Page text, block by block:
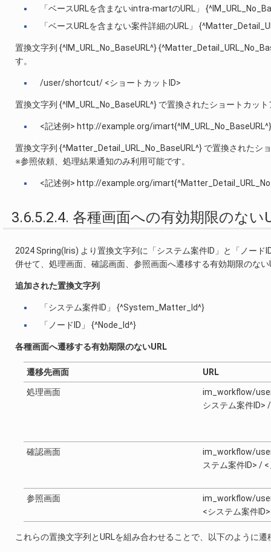
「ベースURLを含まないintra-martのURL」
「ベースURLを含まない案件詳細のURL」
置換文字列 {^IM_URL_No_BaseURL^}
す。
/user/shortcut/ <ショートカットID>
置換文字列 {^IM_URL_No_BaseURL^} で置換されたショートカッ
<記述例> http://example.org/imart{^IM_URL_No_BaseURL^}
置換文字列 {^Matter_Detail_URL_No_BaseURL^} で置換されたシ
※参照依頼、処理結果通知のみ利用可能です。
<記述例> http://example.org/
3.6.5.2.4. 各種画面への有効期限のない
2024 Spring(Iris) より置換文字列に「システム案件ID」と「ノード
併せて、処理画面、確認画面、参照画面へ遷移する有効期限のな
追加された置換文字列
「システム案件ID」 {^System_Matter_Id^}
「ノードID」 {^Node_Id^}
各種画面へ遷移する有効期限のないURL
遷移先画面 URL
処理画面
im_workflow/
システム案件ID>
確認画面
im_workflow/
ステム案件ID> /
参照画面
im_workflow/
<システム案件ID>
これらの置換文字列とURLを組み合わせることで、以下のように